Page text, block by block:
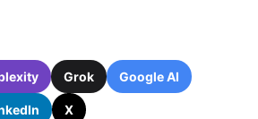
Grok Google AI
X